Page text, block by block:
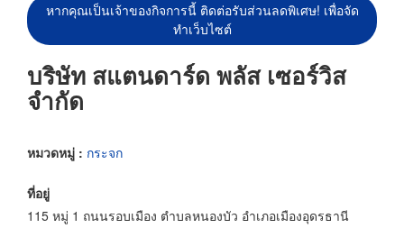
หากคุณเป็นเจ้าของกิจการนี้ ติดต่อรับส่วนลดพิเศษ! เพื่อจัด
ทำเว็บไซต์
บริษัท สแตนดาร์ด พลัส เซอร์วิส
จำกัด
หมวดหมู่ : กระจก
ที่อยู่
115 หมู่ 1 ถนนรอบเมือง ตำบลหนองบัว อำเภอเมืองอุดรธานี